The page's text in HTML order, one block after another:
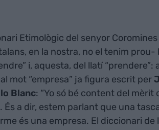
Etimològic del senyor
en la nostra, no el tenim prou-
i, aquesta, del llatí
mot “empresa” ja figura escrit per
Blanc: “Yo só bé content del mèrit
És a dir, estem parlant que una
és una empresa. El diccionari de